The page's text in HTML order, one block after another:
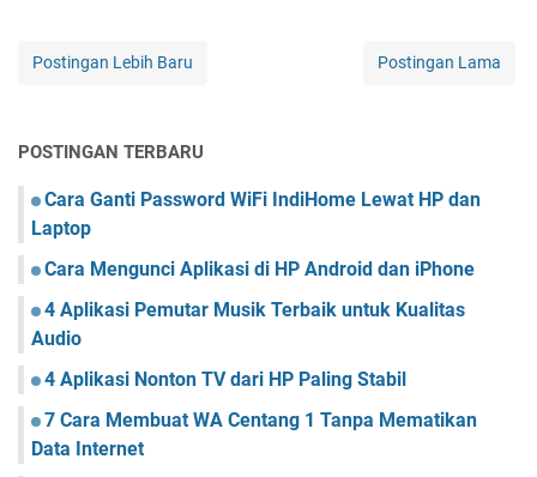
Postingan Lebih Baru Postingan Lama
POSTINGAN TERBARU
Cara Ganti Password WiFi IndiHome Lewat HP dan
Laptop
Cara Mengunci Aplikasi di HP Android dan iPhone
4 Aplikasi Pemutar Musik Terbaik untuk Kualitas
Audio
4 Aplikasi Nonton TV dari HP Paling Stabil
7 Cara Membuat WA Centang 1 Tanpa Mematikan
Data Internet